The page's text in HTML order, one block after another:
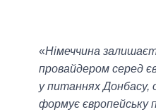
«Німеччина
провайдером серед
у питаннях Донбасу,
формує європейську